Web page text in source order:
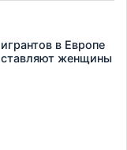
в Европе
женщины